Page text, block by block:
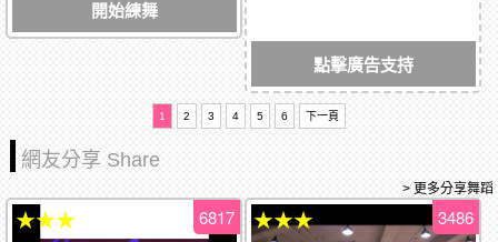
開始練舞
點擊廣告支持
1 2 3 4 5 6 下一頁
網友分享 Share
> 更多分享舞蹈
6817
★★★ 3486
★★★